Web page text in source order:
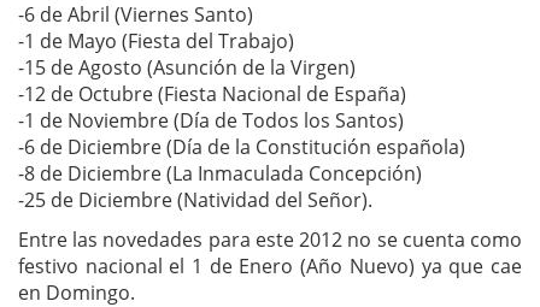
-6 de Abril (Viernes Santo)
-1 de Mayo (Fiesta del Trabajo)
-15 de Agosto (Asunción de la Virgen)
-12 de Octubre (Fiesta Nacional de España)
-1 de Noviembre (Día de Todos los Santos)
-6 de Diciembre (Día de la Constitución española)
-8 de Diciembre (La Inmaculada Concepción)
-25 de Diciembre (Natividad del Señor).
Entre las novedades para este 2012 no se cuenta como
festivo nacional el 1 de Enero (Año Nuevo) ya que cae
en Domingo.